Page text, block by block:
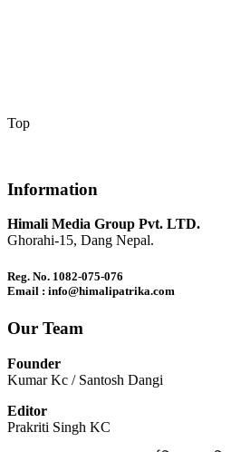
Top
Information
Himali Media Group Pvt. LTD.
Ghorahi-15, Dang Nepal.
Reg. No. 1082-075-076
Email : info@himalipatrika.com
Our Team
Founder
Kumar Kc / Santosh Dangi
Editor
Prakriti Singh KC